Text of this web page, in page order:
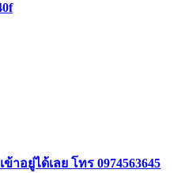
อยู่ได้เลย โทร 0974563645